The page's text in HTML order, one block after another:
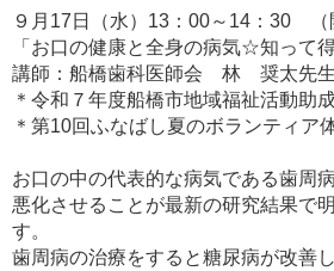
９月17日（水）13：00～14：30 （
「お口の健康と全身の病気☆知って
講師：船橋歯科医師会 林 奨太先生
＊令和７年度船橋市地域福祉活動助
＊第10回ふなばし夏のボランティア
お口の中の代表的な病気である歯周
悪化させることが最新の研究結果で
す。
歯周病の治療をすると糖尿病が改善